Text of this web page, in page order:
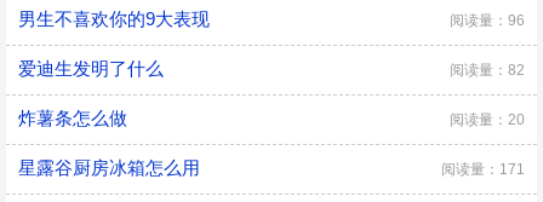
男生不喜欢你的9大表现 阅读量：96
爱迪生发明了什么 阅读量：82
炸薯条怎么做 阅读量：20
星露谷厨房冰箱怎么用 阅读量：171